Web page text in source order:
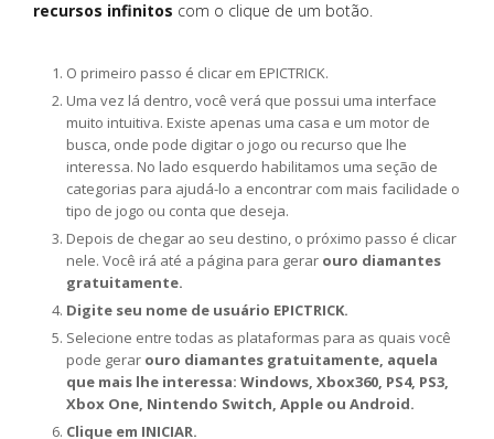
recursos infinitos com o clique de um botão.
O primeiro passo é clicar em EPICTRICK.
Uma vez lá dentro, você verá que possui uma interface
muito intuitiva. Existe apenas uma casa e um motor de
busca, onde pode digitar o jogo ou recurso que lhe
interessa. No lado esquerdo habilitamos uma seção de
categorias para ajudá-lo a encontrar com mais facilidade o
tipo de jogo ou conta que deseja.
Depois de chegar ao seu destino, o próximo passo é clicar
nele. Você irá até a página para gerar ouro diamantes
gratuitamente.
Digite seu nome de usuário EPICTRICK.
Selecione entre todas as plataformas para as quais você
pode gerar ouro diamantes gratuitamente, aquela
que mais lhe interessa: Windows, Xbox360, PS4, PS3,
Xbox One, Nintendo Switch, Apple ou Android.
Clique em INICIAR.